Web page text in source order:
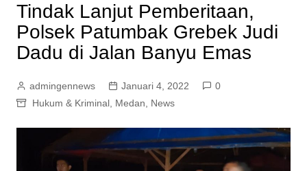
Tindak Lanjut Pemberitaan,
Polsek Patumbak Grebek Judi
Dadu di Jalan Banyu Emas
admingennews Januari 4, 2022
0
Hukum & Kriminal, Medan News